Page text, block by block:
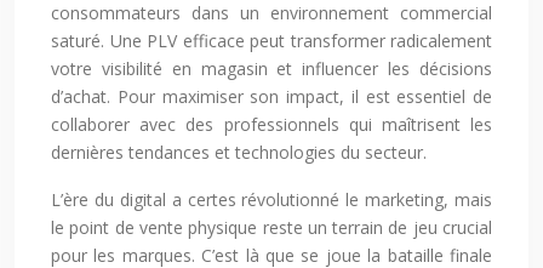
consommateurs dans un environnement commercial
saturé. Une PLV efficace peut transformer radicalement
votre visibilité en magasin et influencer les décisions
d’achat. Pour maximiser son impact, il est essentiel de
collaborer avec des professionnels qui maîtrisent les
dernières tendances et technologies du secteur.
L’ère du digital a certes révolutionné le marketing, mais
le point de vente physique reste un terrain de jeu crucial
pour les marques. C’est là que se joue la bataille finale